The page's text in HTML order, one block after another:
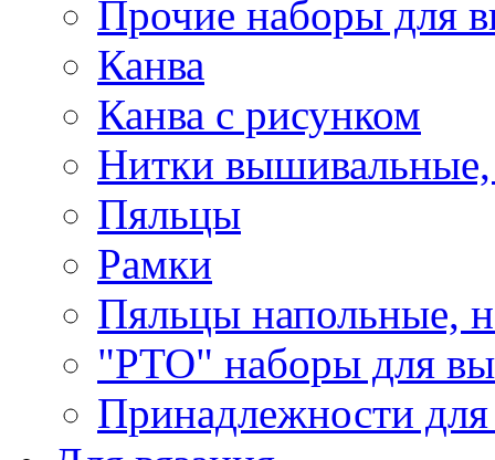
Прочие наборы для
Канва
Канва с рисунком
Нитки
Пяльцы
Рамки
Пяльцы напольные,
"РТО" наборы для
Принадлежности